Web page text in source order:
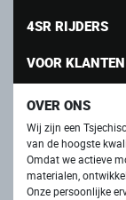
4SR RIJDERS
VOOR KLANTEN
OVER ONS
Wij zijn een
van de hoogste
Omdat we actieve
materialen,
Onze persoonlijke